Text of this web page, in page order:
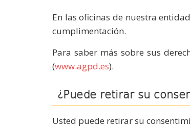
En las oficinas de nuestra
cumplimentación.
Para saber más sobre sus
(www.agpd.es).
¿Puede retirar su
Usted puede retirar su